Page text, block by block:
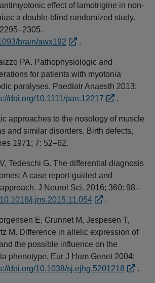
effect of lamotrigine in non-
a double-blind randomized study.
brain/awx192
.
PA. Pathophysiologic and
for patients with myotonia
paralyses. Paediatr Anaesth 2013;
doi.org/10.1111/pan.12217 .
approaches to the nosology of muscle
and similar disorders. Birth defects,
1971; 7: 52–62.
Tedeschi G. The differential diagnosis
A case report-guided and
J Neurol Sci. 2016; 360: 98–
j.jns.2015.11.054 .
E, Grunnet M, Jespesen T,
M. Difference in allelic expression of
the possible influence on the
phenotype. Eur J Hum Genet 2004;
doi.org/10.1038/sj.ejhg.5201218 .